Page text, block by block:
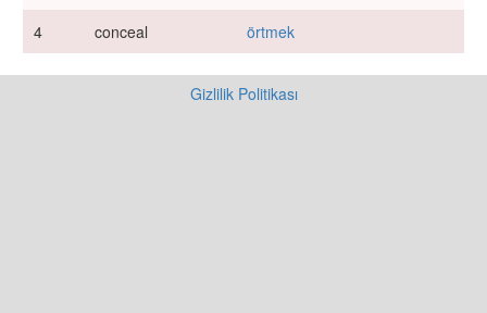
4
conceal örtmek
Gizlilik Politikası